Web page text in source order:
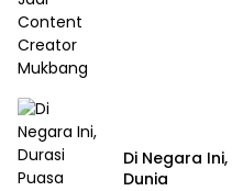
Di Negara
Dunia